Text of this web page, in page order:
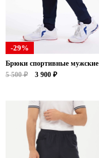
-29%
Брюки спортивные мужские
5 500 ₽
3 900 ₽